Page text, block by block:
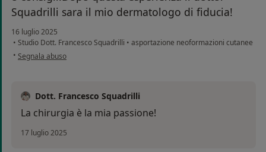
Squadrilli sara il mio dermatologo di fiducia!
16 luglio 2025
• Studio Dott. Francesco Squadrilli • asportazione neoformazioni cutanee
• secondo l'opinione dell'utente Giusy
Segnala abuso
Dott. Francesco Squadrilli
La chirurgia è la mia passione!
17 luglio 2025